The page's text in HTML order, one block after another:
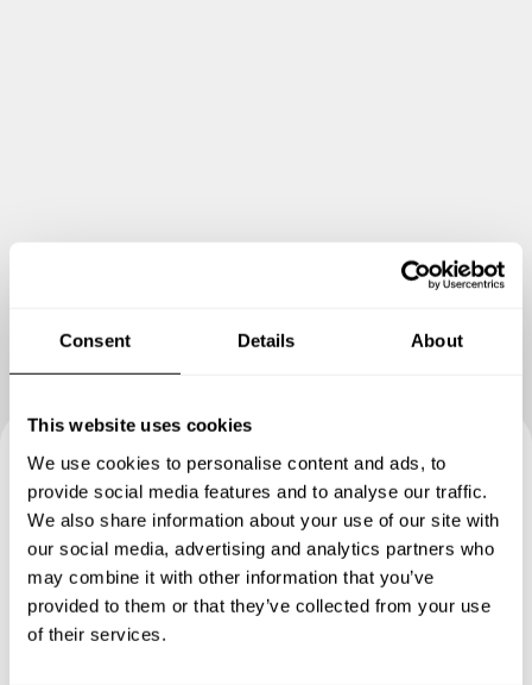
Consent Details About
This website uses cookies
We use cookies to personalise content and ads, to
provide social media features and to analyse our traffic.
We also share information about your use of our site with
our social media, advertising and analytics partners who
may combine it with other information that you’ve
provided to them or that they’ve collected from your use
of their services.
Reserva tu experiencia con
Alexandre
Define los detalles de tu solicitud y nuestros Chefs te
enviarán un menú a medida.